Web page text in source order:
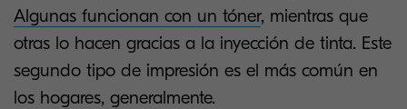
Algunas funcionan con un tóner, mientras que
otras lo hacen gracias a la inyección de tinta. Este
segundo tipo de impresión es el más común en
los hogares, generalmente.